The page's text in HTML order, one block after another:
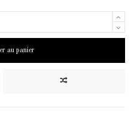
au panier